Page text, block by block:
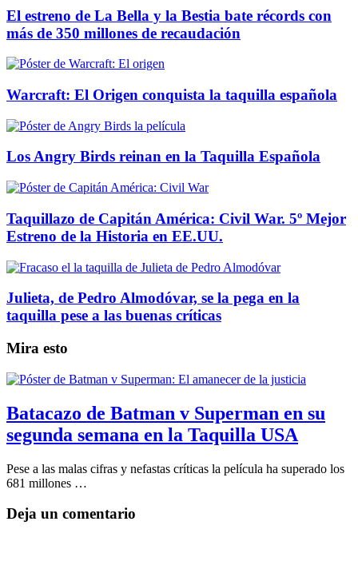
El estreno de La Bella y la Bestia bate récords con
más de 350 millones de recaudación
Warcraft: El Origen conquista la taquilla española
Los Angry Birds reinan en la Taquilla Española
Taquillazo de Capitán América: Civil War. 5º Mejor
Estreno de la Historia en EE.UU.
Julieta, de Pedro Almodóvar, se la pega en la
taquilla pese a las buenas críticas
Mira esto
Batacazo de Batman v Superman en su
segunda semana en la Taquilla USA
Pese a las malas cifras y nefastas críticas la película ha superado los
681 millones …
Deja un comentario